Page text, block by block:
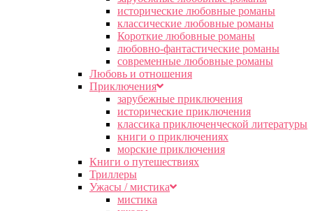
исторические любовные романы
классические любовные романы
Короткие любовные романы
любовно-фантастические романы
современные любовные романы
Любовь и отношения
Приключения
зарубежные приключения
исторические приключения
классика приключенческой литературы
книги о приключениях
морские приключения
Книги о путешествиях
Триллеры
Ужасы / мистика
мистика